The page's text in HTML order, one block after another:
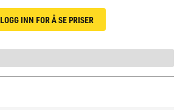
LOGG INN FOR Å SE PRISER